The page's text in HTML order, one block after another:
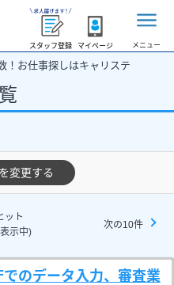
スタッフ登録 マイページ メニュー
！お仕事探しはキャリステ
変更する
ット
示中)
次の10件
でのデータ入力、審査業